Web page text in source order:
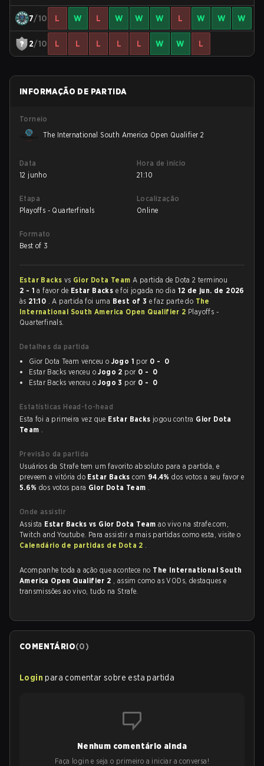
7/10 L W L W W W L W W W
2/10 L L L L L W W L
INFORMAÇÃO DE PARTIDA
Torneio
The International South America Open Qualifier 2
Data
12 junho
Hora de início
21:10
Etapa
Playoffs - Quarterfinals
Localização
Online
Formato
Best of 3
Estar Backs vs Gior Dota TeamA partida de Dota 2 terminou
2 - 1 a favor de Estar Backs e foi jogada no dia 12 de jun. de 2026
às 21:10 . A partida foi uma Best of 3 e faz parte do The
International South America Open Qualifier 2 Playoffs -
Quarterfinals.
Detalhes da partida
Gior Dota Team venceu o Jogo 1 por 0 - 0
Estar Backs venceu oJogo 2 por 0 - 0
Estar Backs venceu oJogo 3 por 0 - 0
Estatísticas Head-to-head
Esta foi a primeira vez que Estar Backs jogou contra Gior Dota
Team .
Previsão da partida
Usuários da Strafe tem um favorito absoluto para a partida, e
preveem a vitória do Estar Backscom 94.4%dos votos a seu favor e
5.6% dos votos para Gior Dota Team .
Onde assistir
Assista Estar Backs vs Gior Dota Teamao vivo na strafe.com,
Twitch and Youtube. Para assistir a mais partidas como esta, visite o
Calendário de partidas de Dota 2 .
Acompanhe toda a ação que acontece no The International South
America Open Qualifier 2 , assim como as VODs, destaques e
transmissões ao vivo, tudo na Strafe.
COMENTÁRIO(0)
Login para comentar sobre esta partida
Nenhum comentário ainda
Faça login e seja o primeiro a iniciar a conversa!